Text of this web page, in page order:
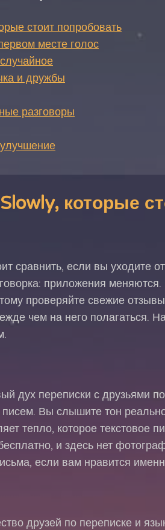
стоит попробовать
месте голос
и дружбы
разговоры
которые
сравнить, если вы уходите
приложения
проверяйте свежие
чем на него полагаться.
дух переписки с друзьями
Вы слышите тон
тепло, которое текстовое
и здесь нет
если вам нравится
друзей по переписке и